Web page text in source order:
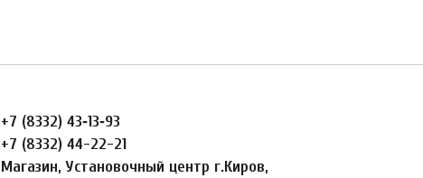
+7 (8332) 43‑13‑93
+7 (8332) 44-22-21
Магазин, Установочный центр г.Киров,